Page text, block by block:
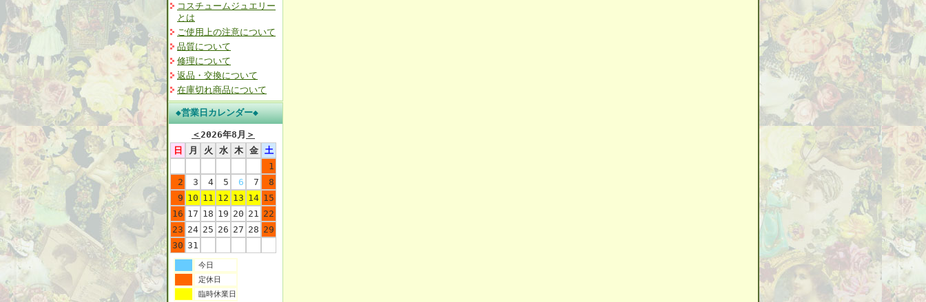
コスチュームジュエリー
とは
ご使用上の注意について
品質について
修理について
返品・交換について
在庫切れ商品について
◆営業日カレンダー◆
＜2026年8月 ＞
日
月 火 水 木 金
土
1
2
3 4 5 6 7
8
9 10 11 12 13 14 15
16 17 18 19 20 21 22
23 24 25 26 27 28 29
30 31
今日
定休日
臨時休業日